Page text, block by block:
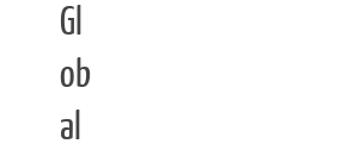
Gl
ob
al